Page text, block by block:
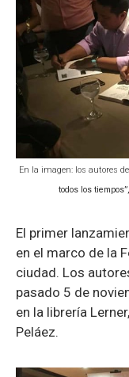
En la imagen: los autores
todos los
El primer
en el marco de la
ciudad. Los
pasado 5 de
en la librería
Peláez.